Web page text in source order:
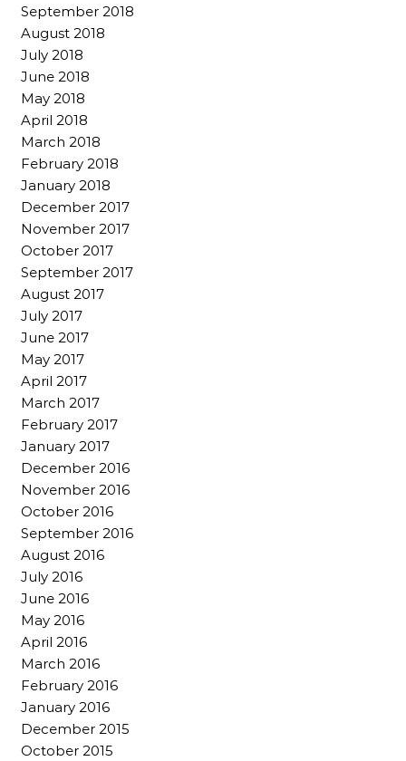
September 2018
August 2018
July 2018
June 2018
May 2018
April 2018
March 2018
February 2018
January 2018
December 2017
November 2017
October 2017
September 2017
August 2017
July 2017
June 2017
May 2017
April 2017
March 2017
February 2017
January 2017
December 2016
November 2016
October 2016
September 2016
August 2016
July 2016
June 2016
May 2016
April 2016
March 2016
February 2016
January 2016
December 2015
October 2015